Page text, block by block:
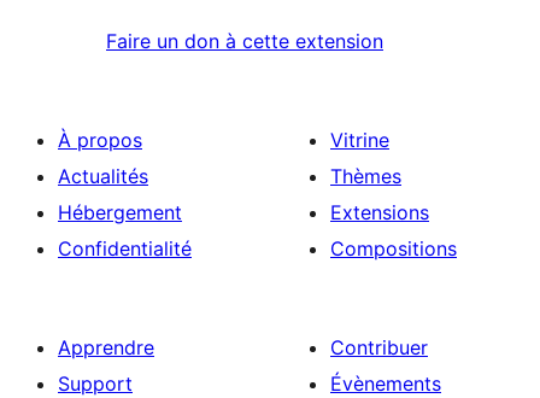
Faire un don à cette extension
À propos
Actualités
Hébergement
Confidentialité
Vitrine
Thèmes
Extensions
Compositions
Apprendre
Support
Contribuer
Évènements